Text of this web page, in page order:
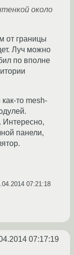
около
от границы
Луч можно
по вполне
то mesh-
Интересно,
панели,
07:21:18
07:17:19